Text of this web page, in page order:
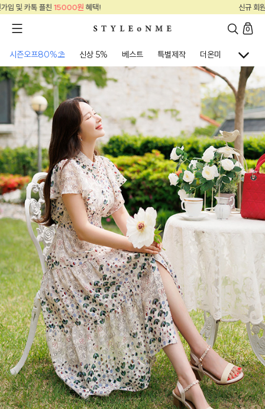
15000원 혜
!
0
시즌오프80%⛱ 신상 5% 베스트 특별제작 더온미 골프웨어